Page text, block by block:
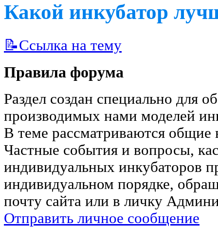
Какой инкубатор
📝Ссылка на тему
Правила форума
Раздел создан специально для
производимых нами моделей
В теме рассматриваются
Частные события и вопросы,
индивидуальных инкубаторов
индивидуальном порядке,
почту сайта или в личку
Отправить личное сообщение